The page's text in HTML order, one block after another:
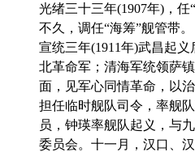
光绪三十三年(1907年)，任
不久，调任“海筹”舰管带。
宣统三年(1911年)武昌起
北革命军；清海军统领萨
面，见军心同情革命，以
担任临时舰队司令，率舰
员，钟瑛率舰队起义，与
委员会。十一月，汉口、